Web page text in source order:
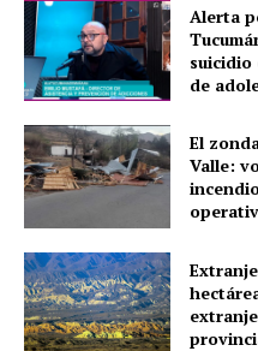
Alerta
suicidio
de
El
Valle: